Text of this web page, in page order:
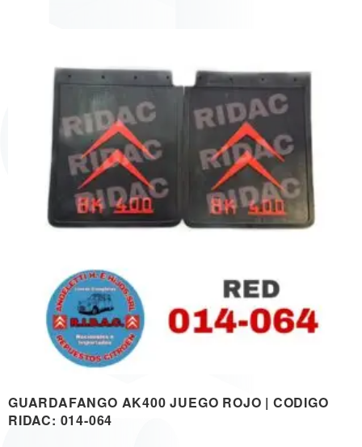
GUARDAFANGO AK400 JUEGO ROJO | CODIGO
RIDAC: 014-064